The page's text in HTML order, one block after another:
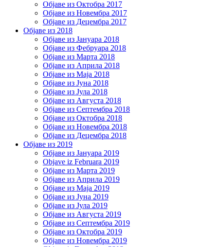
Објаве из Октобра 2017
Објаве из Новембра 2017
Објаве из Децембра 2017
Објаве из 2018
Објаве из Јануара 2018
Објаве из Фебруара 2018
Објаве из Марта 2018
Објаве из Априла 2018
Објаве из Маја 2018
Објаве из Јуна 2018
Објаве из Јула 2018
Објаве из Августа 2018
Објаве из Септембра 2018
Објаве из Октобра 2018
Објаве из Новембра 2018
Објаве из Децембра 2018
Објаве из 2019
Објаве из Јануара 2019
Objave iz Februara 2019
Објаве из Марта 2019
Објаве из Априла 2019
Објаве из Маја 2019
Објаве из Јуна 2019
Објаве из Јула 2019
Објаве из Августа 2019
Објаве из Септембра 2019
Објаве из Октобра 2019
Објаве из Новембра 2019